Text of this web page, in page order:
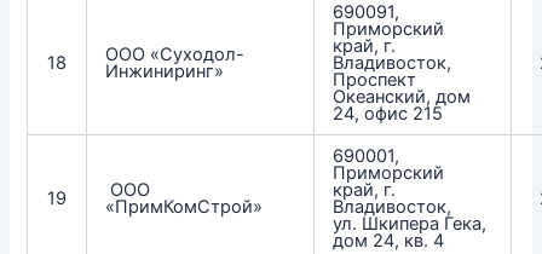
18 ООО «Суходол-
Инжиниринг»
690091,
Приморский
край, г.
Владивосток,
Проспект
Океанский, дом
24, офис 215
19 ООО
«ПримКомСтрой»
690001,
Приморский
край, г.
Владивосток,
ул. Шкипера Гека,
дом 24, кв. 4